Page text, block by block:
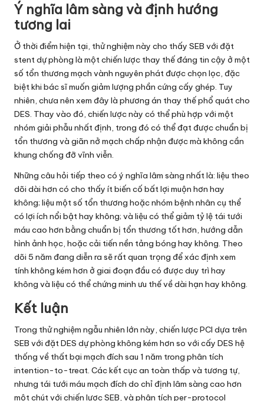
Ý nghĩa lâm sàng và định hướng
tương lai
Ở thời điểm hiện tại, thử nghiệm này cho thấy SEB với đặt
stent dự phòng là một chiến lược thay thế đáng tin cậy ở một
số tổn thương mạch vành nguyên phát được chọn lọc, đặc
biệt khi bác sĩ muốn giảm lượng phần cứng cấy ghép. Tuy
nhiên, chưa nên xem đây là phương án thay thế phổ quát cho
DES. Thay vào đó, chiến lược này có thể phù hợp với một
nhóm giải phẫu nhất định, trong đó có thể đạt được chuẩn bị
tổn thương và giãn nở mạch chấp nhận được mà không cần
khung chống đỡ vĩnh viễn.
Những câu hỏi tiếp theo có ý nghĩa lâm sàng nhất là: liệu theo
dõi dài hơn có cho thấy ít biến cố bất lợi muộn hơn hay
không; liệu một số tổn thương hoặc nhóm bệnh nhân cụ thể
có lợi ích nổi bật hay không; và liệu có thể giảm tỷ lệ tái tưới
máu cao hơn bằng chuẩn bị tổn thương tốt hơn, hướng dẫn
hình ảnh học, hoặc cải tiến nền tảng bóng hay không. Theo
dõi 5 năm đang diễn ra sẽ rất quan trọng để xác định xem
tính không kém hơn ở giai đoạn đầu có được duy trì hay
không và liệu có thể chứng minh ưu thế về dài hạn hay không.
Kết luận
Trong thử nghiệm ngẫu nhiên lớn này, chiến lược PCI dựa trên
SEB với đặt DES dự phòng không kém hơn so với cấy DES hệ
thống về thất bại mạch đích sau 1 năm trong phân tích
intention-to-treat. Các kết cục an toàn thấp và tương tự,
nhưng tái tưới máu mạch đích do chỉ định lâm sàng cao hơn
một chút với chiến lược SEB, và phân tích per-protocol